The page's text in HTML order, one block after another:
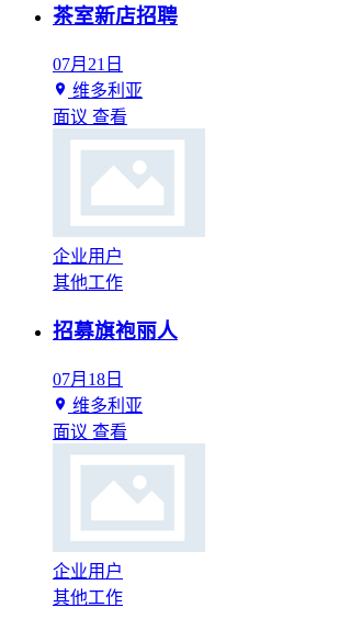
茶室新店招聘
07月21日
维多利亚
面议 查看
企业用户
其他工作
招募旗袍丽人
07月18日
维多利亚
面议 查看
企业用户
其他工作